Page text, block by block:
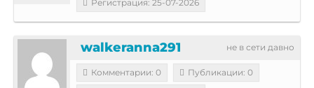
Регистрация: 25-07-2026
не в сети давно
walkeranna291
Комментарии: 0
Публикации: 0